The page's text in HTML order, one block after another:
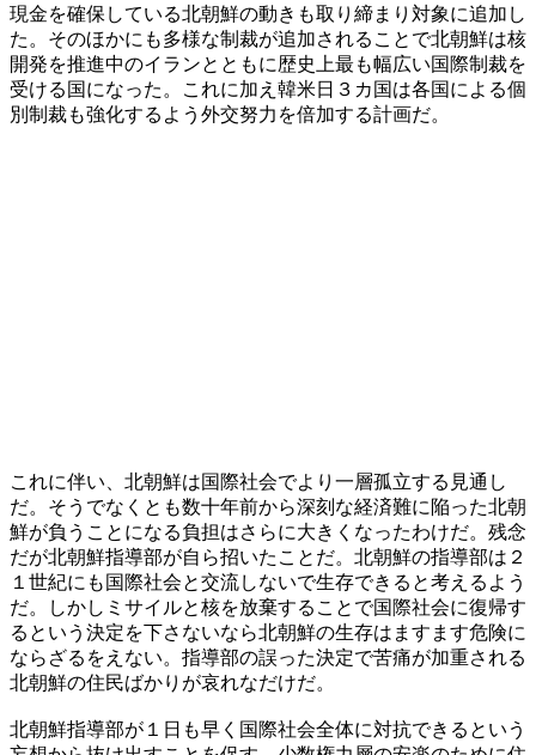
現金を確保している北朝鮮の動きも取り締まり対象に追加し
た。そのほかにも多様な制裁が追加されることで北朝鮮は核
開発を推進中のイランとともに歴史上最も幅広い国際制裁を
受ける国になった。これに加え韓米日３カ国は各国による個
別制裁も強化するよう外交努力を倍加する計画だ。
これに伴い、北朝鮮は国際社会でより一層孤立する見通し
だ。そうでなくとも数十年前から深刻な経済難に陥った北朝
鮮が負うことになる負担はさらに大きくなったわけだ。残念
だが北朝鮮指導部が自ら招いたことだ。北朝鮮の指導部は２
１世紀にも国際社会と交流しないで生存できると考えるよう
だ。しかしミサイルと核を放棄することで国際社会に復帰す
るという決定を下さないなら北朝鮮の生存はますます危険に
ならざるをえない。指導部の誤った決定で苦痛が加重される
北朝鮮の住民ばかりが哀れなだけだ。
北朝鮮指導部が１日も早く国際社会全体に対抗できるという